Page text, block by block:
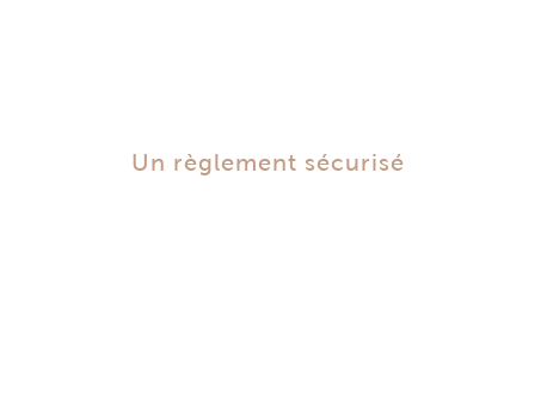
Un règlement sécurisé